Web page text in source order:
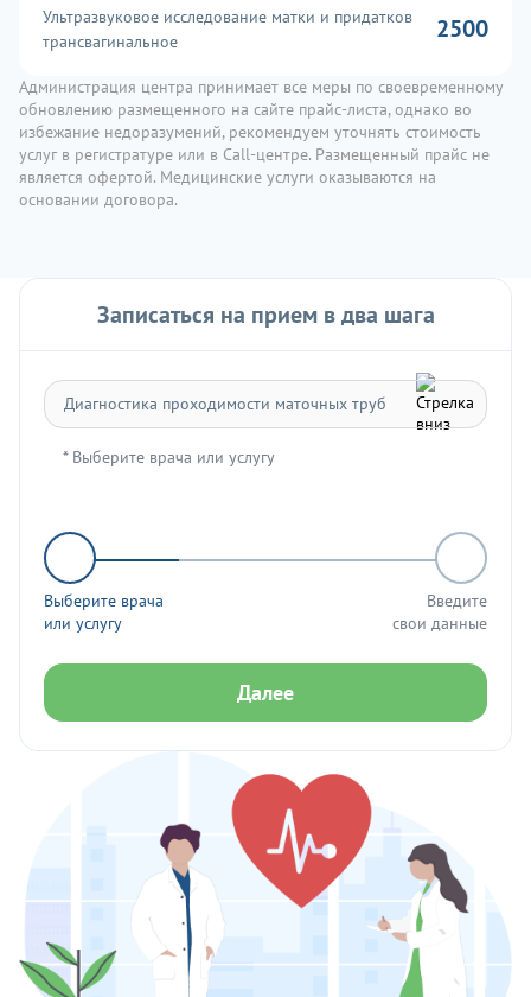
Ультразвуковое исследование матки и придатков
трансвагинальное
2500
Администрация центра принимает все меры по своевременному
обновлению размещенного на сайте прайс-листа, однако во
избежание недоразумений, рекомендуем уточнять стоимость
услуг в регистратуре или в Call-центре. Размещенный прайс не
является офертой. Медицинские услуги оказываются на
основании договора.
Записаться на прием в два шага
* Выберите врача или услугу
Выберите врача
или услугу
Введите
свои данные
Далее